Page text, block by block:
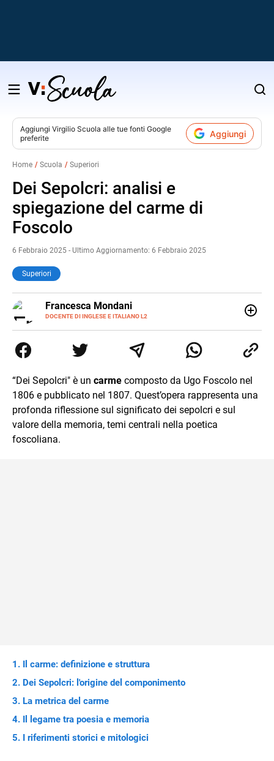
Salta
contenuto
Aggiungi Virgilio Scuola alle tue fonti Google
preferite
Aggiungi
Home Scuola Superiori
Dei Sepolcri: analisi e
spiegazione del carme di
Foscolo
6 Febbraio 2025 - Ultimo Aggiornamento: 6 Febbraio 2025
Superiori
Francesca Mondani
DOCENTE DI INGLESE E ITALIANO L2
LINKEDIN
INSTAGRAM
secondaria di secondo grado. Mi occupo inoltre di
traduzioni, SEO Onsite e contenuti per il web. Amo i saggi
della sintesi.
“Dei Sepolcri" è un carme composto da Ugo Foscolo nel
1806 e pubblicato nel 1807. Quest’opera rappresenta una
profonda riflessione sul significato dei sepolcri e sul
valore della memoria, temi centrali nella poetica
foscoliana.
Il carme: definizione e struttura
Dei Sepolcri: l'origine del componimento
La metrica del carme
Il legame tra poesia e memoria
I riferimenti storici e mitologici